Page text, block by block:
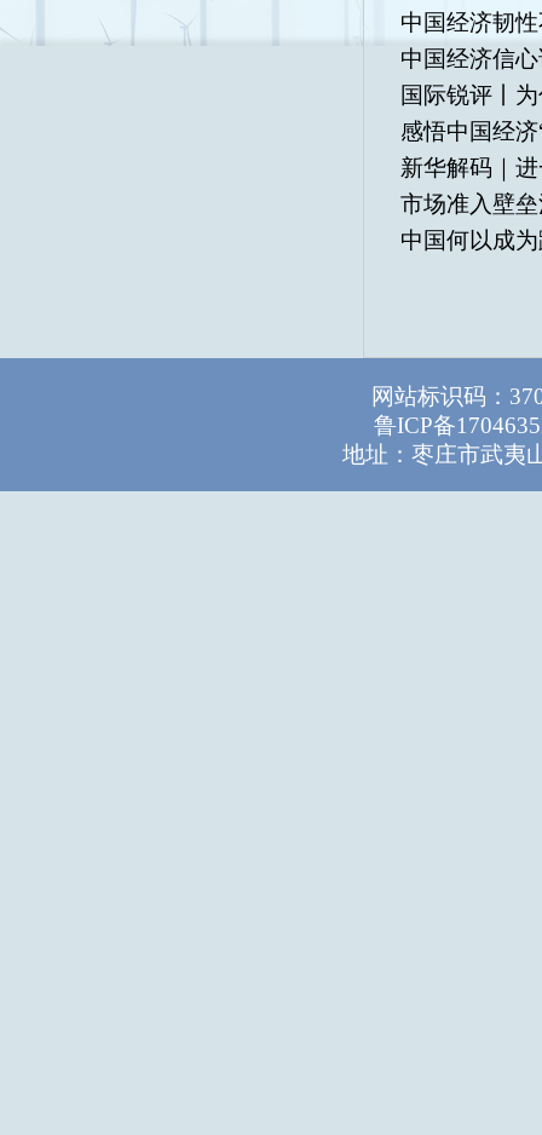
中国经济韧
中国经济信
国际锐评丨
感悟中国经
新华解码｜
市场准入壁
中国何以成
网站标识码：
鲁ICP备
地址：枣庄市武夷